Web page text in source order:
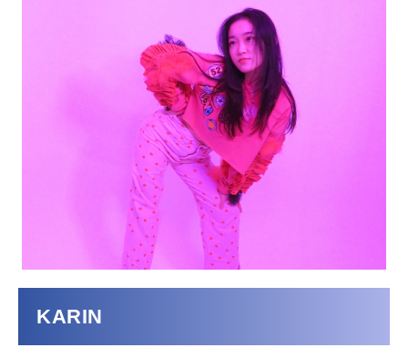
KARIN